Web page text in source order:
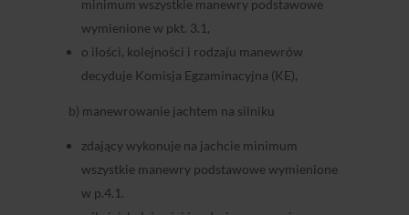
minimum wszystkie manewry podstawowe
wymienione w pkt. 3.1,
o ilości, kolejności i rodzaju manewrów
decyduje Komisja Egzaminacyjna (KE),
b) manewrowanie jachtem na silniku
zdający wykonuje na jachcie minimum
wszystkie manewry podstawowe wymienione
w p.4.1.